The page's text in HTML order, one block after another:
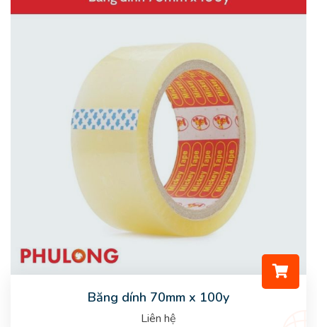
Băng dính 70mm x 100y
Liên hệ